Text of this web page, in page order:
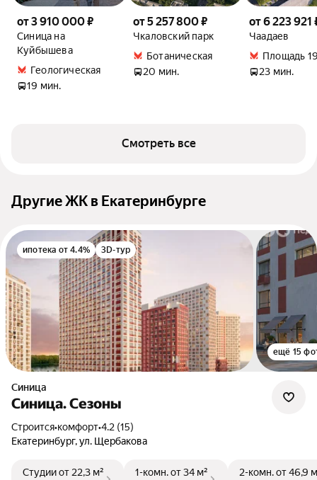
от 3 910 000 ₽
Синица на
Куйбышева
Геологическая
19 мин.
от 5 257 800 ₽
Чкаловский парк
Ботаническая
20 мин.
от 6 223 921
Чаадаев
Площадь
23 мин.
Смотреть все
Другие ЖК в Екатеринбурге
ипотека от 4.4% 3D-тур
ещё 15
Синица
Синица. Сезоны
Строится•комфорт•4.2 (15)
Екатеринбург, ул. Щербакова
Студииот 22,3 м²
1-комн.от 34 м²
2-комн.от 46,9